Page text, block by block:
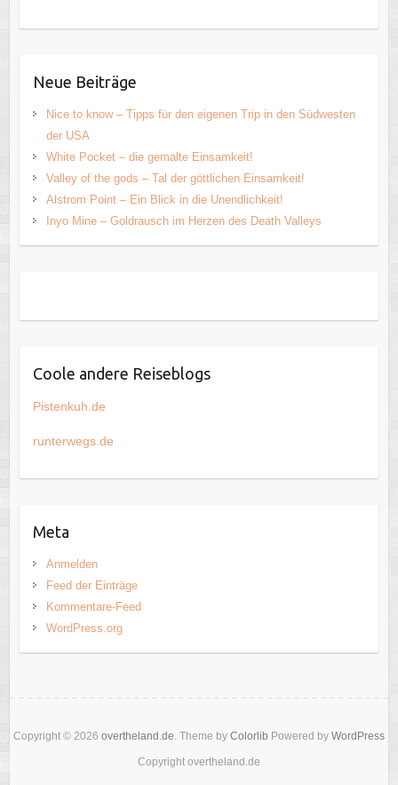
Neue Beiträge
Nice to know – Tipps für den eigenen Trip in den Südwesten
der USA
White Pocket – die gemalte Einsamkeit!
Valley of the gods – Tal der göttlichen Einsamkeit!
Alstrom Point – Ein Blick in die Unendlichkeit!
Inyo Mine – Goldrausch im Herzen des Death Valleys
Coole andere Reiseblogs
Pistenkuh.de
runterwegs.de
Meta
Anmelden
Feed der Einträge
Kommentare-Feed
WordPress.org
Copyright © 2026 overtheland.de. Theme by Colorlib Powered by WordPress
Copyright overtheland.de